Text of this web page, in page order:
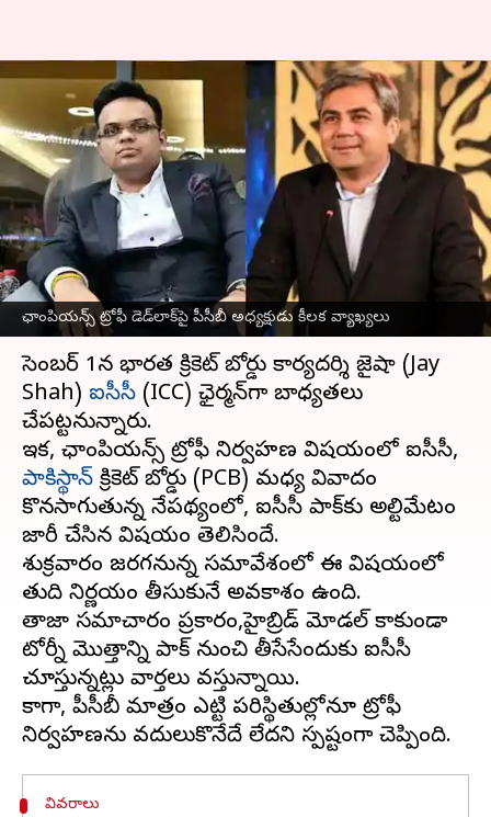
ఛాంపియన్స్ ట్రోఫీ డెడ్‌లాక్‌పై పీసీబీ అధ్యక్షుడు కీలక వ్యాఖ్యలు
Champions Trophy: ఒకసారి ICC
చైర్మన్ గా జేషా బాధ్యతలు
స్వీకరిస్తే..: ఛాంపియన్స్ ట్రోఫీ
డెడ్‌లాక్‌పై పీసీబీ అధ్యక్షుడు కీలక
వ్యాఖ్యలు
వ్రాసిన వారు Sirish Praharaju Nov 28, 2024
ఈ వార్తాకథనం ఏంటి
డిసెంబర్ 1న భారత క్రికెట్ బోర్డు కార్యదర్శి జైషా (Jay
Shah) ఐసీసీ (ICC) ఛైర్మన్‌గా బాధ్యతలు
చేపట్టనున్నారు.
ఇక, ఛాంపియన్స్ ట్రోఫీ నిర్వహణ విషయంలో ఐసీసీ,
పాకిస్థాన్క్రికెట్ బోర్డు (PCB) మధ్య వివాదం
కొనసాగుతున్న నేపథ్యంలో, ఐసీసీ పాక్‌కు అల్టిమేటం
జారీ చేసిన విషయం తెలిసిందే.
శుక్రవారం జరగనున్న సమావేశంలో ఈ విషయంలో
తుది నిర్ణయం తీసుకునే అవకాశం ఉంది.
తాజా సమాచారం ప్రకారం,హైబ్రిడ్‌ మోడల్‌ కాకుండా
టోర్నీ మొత్తాన్ని పాక్‌ నుంచి తీసేసేందుకు ఐసీసీ
చూస్తున్నట్లు వార్తలు వస్తున్నాయి.
కాగా, పీసీబీ మాత్రం ఎట్టి పరిస్థితుల్లోనూ ట్రోఫీ
వివరాలు